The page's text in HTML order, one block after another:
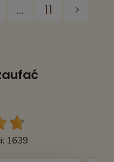
... 11
1639